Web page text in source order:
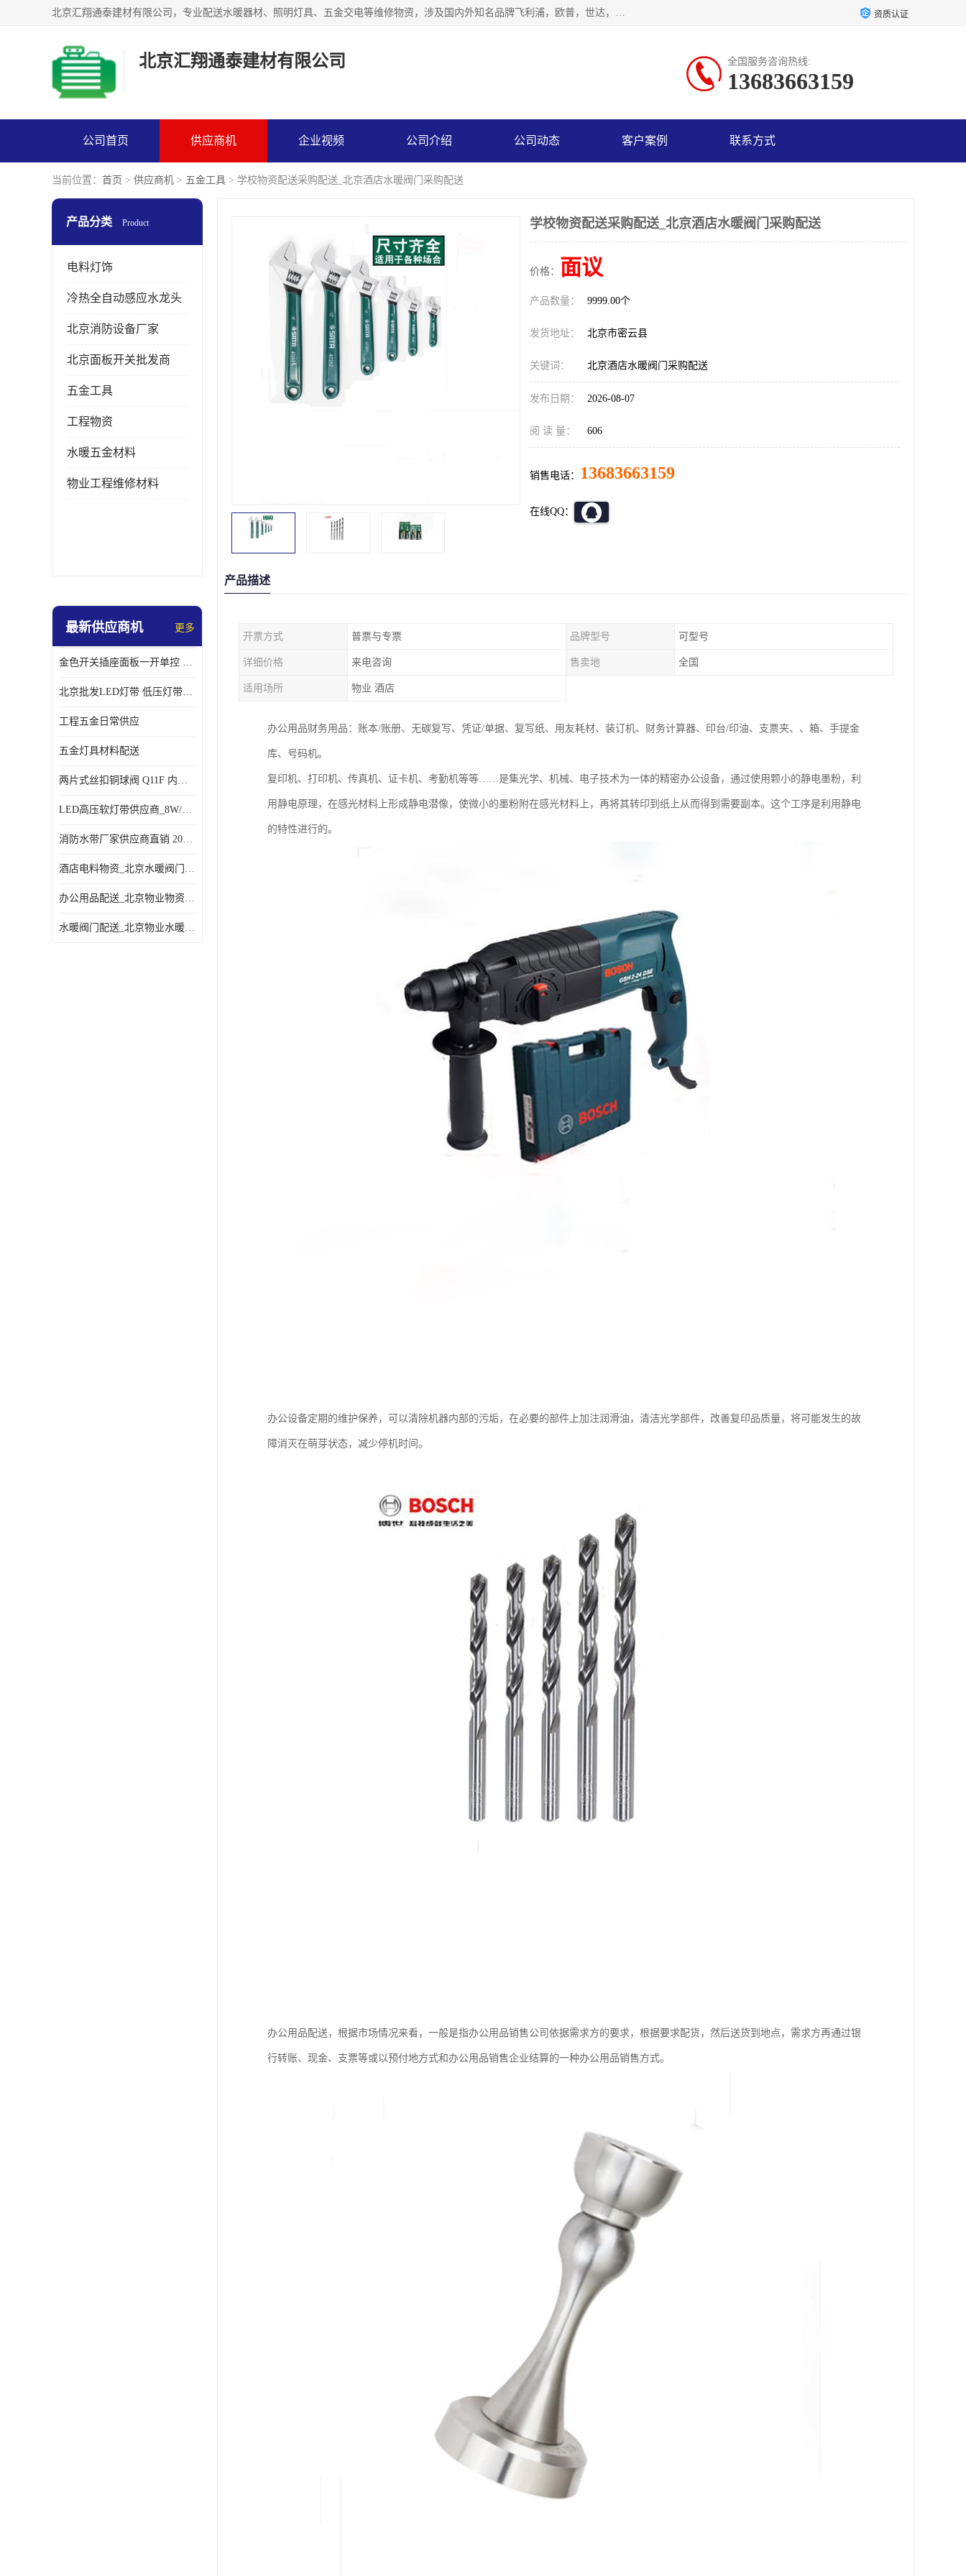
北京汇翔通泰建材有限公司，专业配送水暖器材、照明灯具、五金交电等维修物资，涉及国内外知名品牌飞利浦，欧普，世达，博士，九牧，公牛等物资。能充分满足物业、学校、酒店、工厂、部队等多领域的采购需求，提供一站式配送服务。 资质认证
北京汇翔通泰建材有限公司 全国服务咨询热线:
13683663159
公司首页 供应商机 企业视频 公司介绍 公司动态 客户案例 联系方式
当前位置： 首页 > 供应商机 > 五金工具 > 学校物资配送采购配送_北京酒店水暖阀门采购配送
产品分类 Product
电料灯饰
冷热全自动感应水龙头
北京消防设备厂家
北京面板开关批发商
五金工具
工程物资
水暖五金材料
物业工程维修材料
最新供应商机 更多
金色开关插座面板一开单控 _一开双控五孔插座
北京批发LED灯带 低压灯带定制 景观亮化灯条
工程五金日常供应
五金灯具材料配送
两片式丝扣铜球阀 Q11F 内螺纹铜球阀
LED高压软灯带供应商_8W/米客厅吊顶暗槽
消防水带厂家供应商直销 20-65-25消防水带
酒店电料物资_北京水暖阀门一站式
办公用品配送_北京物业物资配送
水暖阀门配送_北京物业水暖阀门配送
学校物资配送采购配送_北京酒店水暖阀门采购配送
价格： 面议
产品数量： 9999.00个
发货地址： 北京市密云县
关键词： 北京酒店水暖阀门采购配送
发布日期： 2026-08-07
阅 读 量： 606
销售电话： 13683663159
在线QQ：
产品描述
开票方式 普票与专票 品牌型号 可型号
详细价格 来电咨询 售卖地 全国
适用场所 物业 酒店
办公用品财务用品：账本/账册、无碳复写、凭证/单据、复写纸、用友耗材、装订机、财务计算器、印台/印油、支票夹、、箱、手提金
库、号码机。
复印机、打印机、传真机、证卡机、考勤机等等……是集光学、机械、电子技术为一体的精密办公设备，通过使用颗小的静电墨粉，利
用静电原理，在感光材料上形成静电潜像，使微小的墨粉附在感光材料上，再将其转印到纸上从而得到需要副本。这个工序是利用静电
的特性进行的。
办公设备定期的维护保养，可以清除机器内部的污垢，在必要的部件上加注润滑油，清洁光学部件，改善复印品质量，将可能发生的故
障消灭在萌芽状态，减少停机时间。
办公用品配送，根据市场情况来看，一般是指办公用品销售公司依据需求方的要求，根据要求配货，然后送货到地点，需求方再通过银
行转账、现金、支票等或以预付地方式和办公用品销售企业结算的一种办公用品销售方式。